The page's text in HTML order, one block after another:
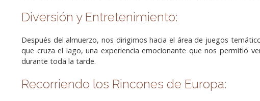
Diversión y Entretenimiento:
Después del almuerzo, nos dirigimos hacia el área de juegos
que cruza el lago, una experiencia emocionante que nos permitió
durante toda la tarde.
Recorriendo los Rincones de Europa: